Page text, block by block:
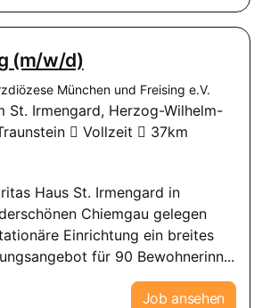
(m/w/d)
München und Freising e.V.
St. Irmengard, Herzog-Wilhelm-
Vollzeit 37km
Haus St. Irmengard in
Chiemgau gelegen
Einrichtung ein breites
für 90 Bewohnerinn...
Job ansehen